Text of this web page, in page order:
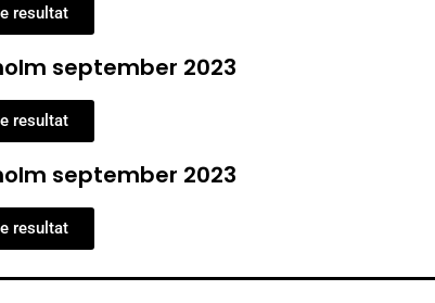
resultat
september 2023
resultat
september 2023
resultat